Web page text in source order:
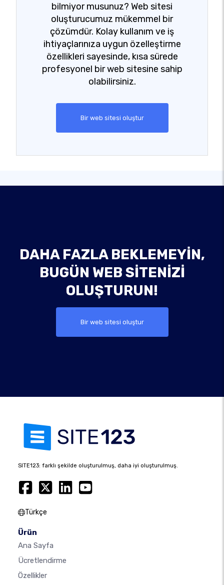
bilmiyor musunuz? Web sitesi
oluşturucumuz mükemmel bir
çözümdür. Kolay kullanım ve iş
ihtiyaçlarınıza uygun özelleştirme
özellikleri sayesinde, kısa sürede
profesyonel bir web sitesine sahip
olabilirsiniz.
Bir web sitesi oluştur
DAHA FAZLA BEKLEMEYIN,
BUGÜN WEB SITENIZI
OLUŞTURUN!
Bir web sitesi oluştur
SITE123: farklı şekilde oluşturulmuş, daha iyi oluşturulmuş.
Türkçe
Ürün
Ana Sayfa
Ücretlendirme
Özellikler